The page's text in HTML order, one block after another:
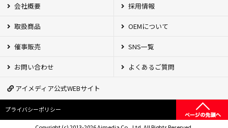
会社概要 採用情報
取扱商品 OEMについて
催事販売 SNS一覧
お問い合わせ よくあるご質問
アイメディア公式WEBサイト
プライバシーポリシー